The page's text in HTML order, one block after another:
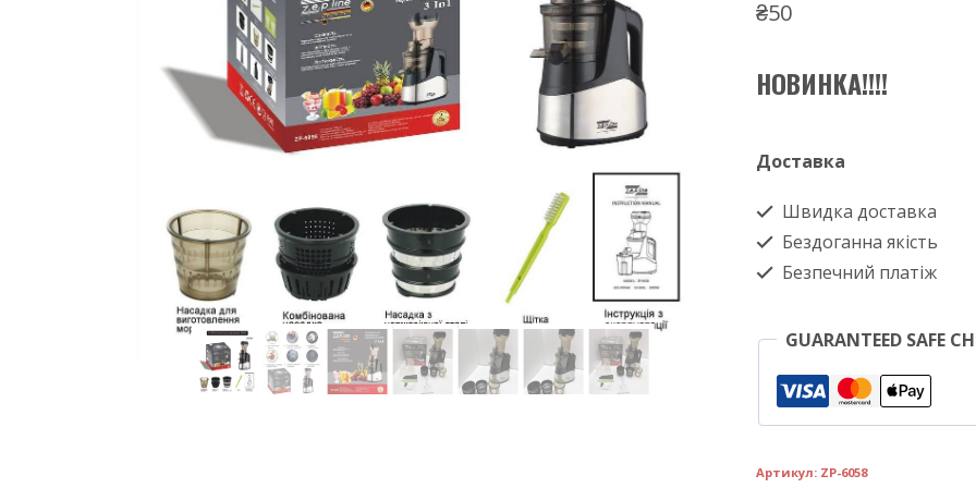
₴50
НОВИНКА!!!!
Доставка
Швидка доставка
Бездоганна якість
Безпечний платіж
GUARANTEED SAFE
Артикул: ZP-6058